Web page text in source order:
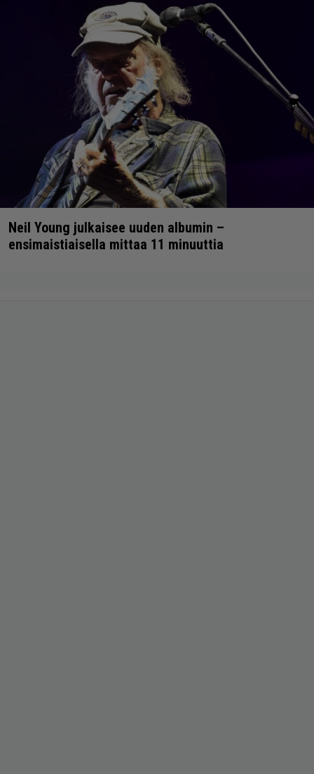
Neil Young julkaisee uuden albumin –
ensimaistiaisella mittaa 11 minuuttia